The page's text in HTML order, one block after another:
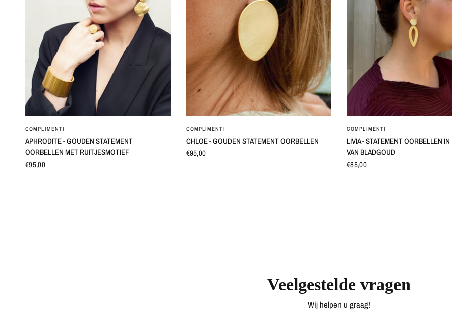
COMPLIMENTI
APHRODITE - GOUDEN STATEMENT
OORBELLEN MET RUITJESMOTIEF
€95,00
COMPLIMENTI
CHLOE - GOUDEN STATEMENT OORBELLEN
€95,00
COMPLIMENTI
LIVIA - STATEMENT OORBELLEN
VAN BLADGOUD
€85,00
Veelgestelde vragen
Wij helpen u graag!